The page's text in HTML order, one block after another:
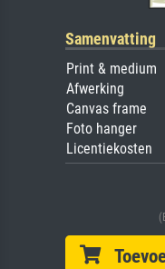
Samenvatting
Print & medium
Afwerking
Canvas frame
Foto hanger
Licentiekosten